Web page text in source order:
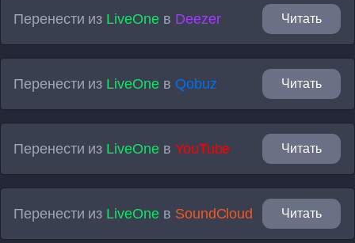
Перенести из LiveOneв Deezer Читать
Перенести из LiveOneв Qobuz Читать
Перенести из LiveOneв YouTube Читать
Перенести из LiveOneв SoundCloud Читать